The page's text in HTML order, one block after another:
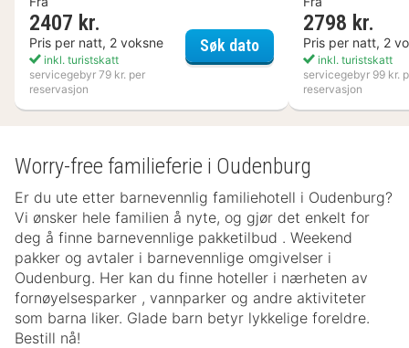
2407 kr.
Pris per natt, 2 voksne
inkl. turistskatt
servicegebyr 79 kr. per
reservasjon
Søk datoKosta Boda Art Hotel
2798 kr.
Pris per natt, 2
inkl. turistskatt
servicegebyr 99 kr.
reservasjon
Worry-free familieferie i Oudenburg
Er du ute etter barnevennlig familiehotell i Oudenburg?
Vi ønsker hele familien å nyte, og gjør det enkelt for
deg å finne barnevennlige pakketilbud . Weekend
pakker og avtaler i barnevennlige omgivelser i
Oudenburg. Her kan du finne hoteller i nærheten av
fornøyelsesparker , vannparker og andre aktiviteter
som barna liker. Glade barn betyr lykkelige foreldre.
Bestill nå!